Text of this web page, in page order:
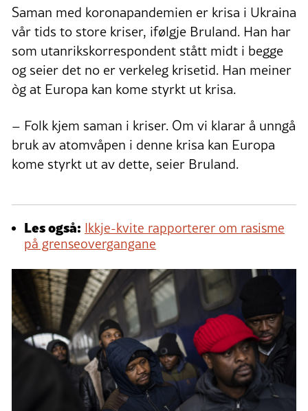
Saman med koronapandemien er krisa i Ukraina
vår tids to store kriser, ifølgje Bruland. Han har
som utanrikskorrespondent stått midt i begge
og seier det no er verkeleg krisetid. Han meiner
òg at Europa kan kome styrkt ut krisa.
– Folk kjem saman i kriser. Om vi klarar å unngå
bruk av atomvåpen i denne krisa kan Europa
kome styrkt ut av dette, seier Bruland.
Les også: Ikkje-kvite rapporterer om rasisme
på grenseovergangane